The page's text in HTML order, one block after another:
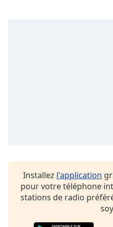
Installez l'application
pour votre téléphone
stations de radio